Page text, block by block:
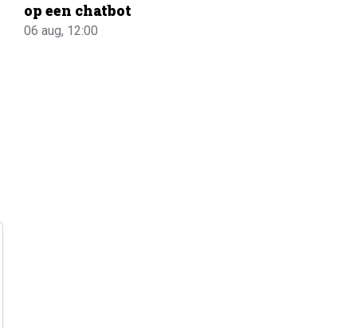
op een chatbot
06 aug, 12:00